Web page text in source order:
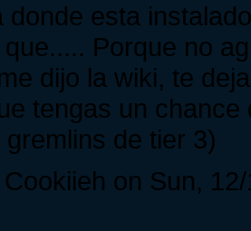
donde esta
Porque no
dijo la wiki, te
tengas un
de tier 3)
on Sun,